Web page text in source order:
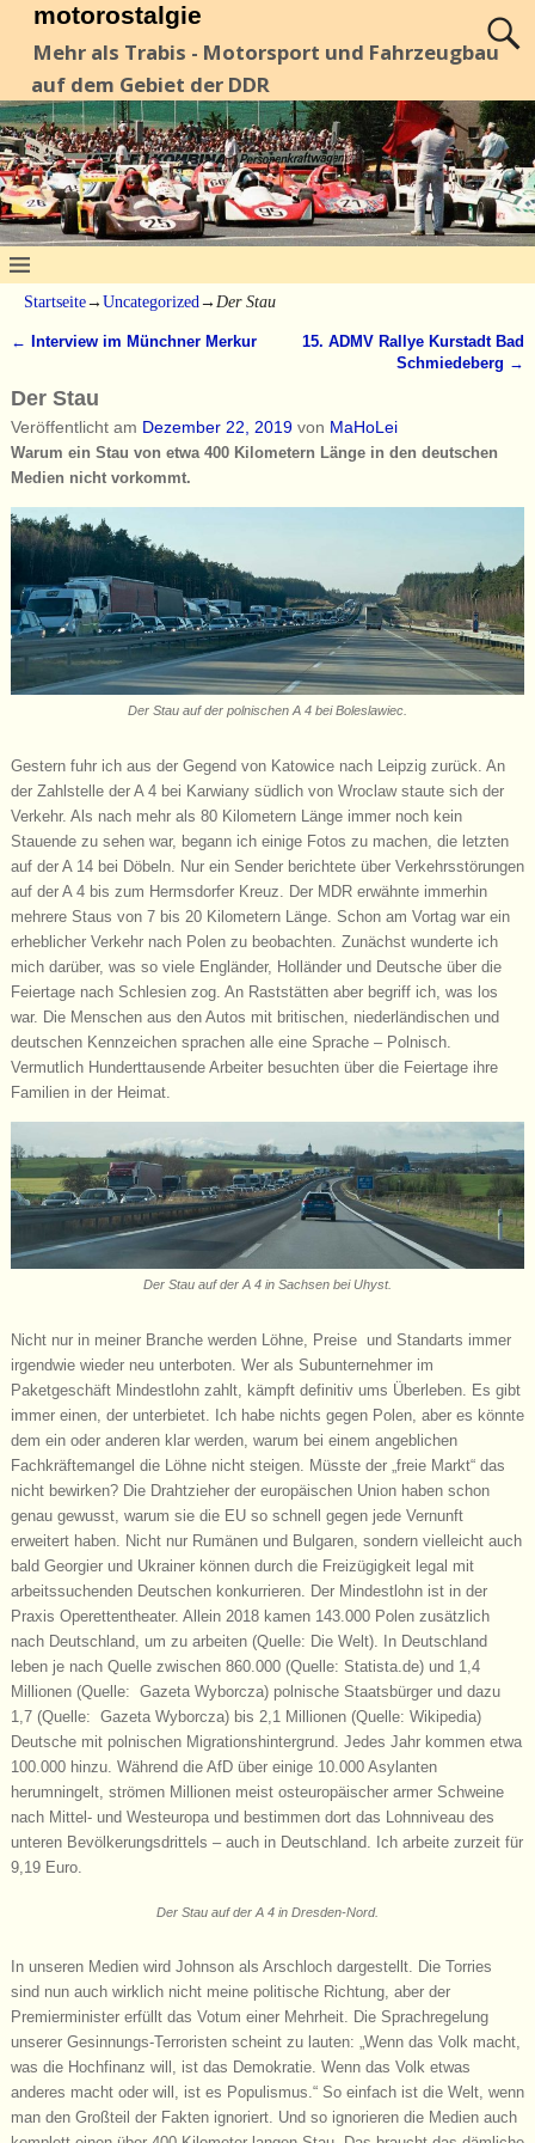
motorostalgie
Mehr als Trabis - Motorsport und Fahrzeugbau
auf dem Gebiet der DDR
Startseite→ Uncategorized → Der Stau
← Interview im Münchner Merkur
15. ADMV Rallye Kurstadt Bad
Schmiedeberg →
Der Stau
Veröffentlicht am Dezember 22, 2019 von MaHoLei
Warum ein Stau von etwa 400 Kilometern Länge in den deutschen
Medien nicht vorkommt.
Der Stau auf der polnischen A 4 bei Boleslawiec.
Gestern fuhr ich aus der Gegend von Katowice nach Leipzig zurück. An
der Zahlstelle der A 4 bei Karwiany südlich von Wroclaw staute sich der
Verkehr. Als nach mehr als 80 Kilometern Länge immer noch kein
Stauende zu sehen war, begann ich einige Fotos zu machen, die letzten
auf der A 14 bei Döbeln. Nur ein Sender berichtete über Verkehrsstörungen
auf der A 4 bis zum Hermsdorfer Kreuz. Der MDR erwähnte immerhin
mehrere Staus von 7 bis 20 Kilometern Länge. Schon am Vortag war ein
erheblicher Verkehr nach Polen zu beobachten. Zunächst wunderte ich
mich darüber, was so viele Engländer, Holländer und Deutsche über die
Feiertage nach Schlesien zog. An Raststätten aber begriff ich, was los
war. Die Menschen aus den Autos mit britischen, niederländischen und
deutschen Kennzeichen sprachen alle eine Sprache – Polnisch.
Vermutlich Hunderttausende Arbeiter besuchten über die Feiertage ihre
Familien in der Heimat.
Der Stau auf der A 4 in Sachsen bei Uhyst.
Nicht nur in meiner Branche werden Löhne, Preise und Standarts immer
irgendwie wieder neu unterboten. Wer als Subunternehmer im
Paketgeschäft Mindestlohn zahlt, kämpft definitiv ums Überleben. Es gibt
immer einen, der unterbietet. Ich habe nichts gegen Polen, aber es könnte
dem ein oder anderen klar werden, warum bei einem angeblichen
Fachkräftemangel die Löhne nicht steigen. Müsste der „freie Markt“ das
nicht bewirken? Die Drahtzieher der europäischen Union haben schon
genau gewusst, warum sie die EU so schnell gegen jede Vernunft
erweitert haben. Nicht nur Rumänen und Bulgaren, sondern vielleicht auch
bald Georgier und Ukrainer können durch die Freizügigkeit legal mit
arbeitssuchenden Deutschen konkurrieren. Der Mindestlohn ist in der
Praxis Operettentheater. Allein 2018 kamen 143.000 Polen zusätzlich
nach Deutschland, um zu arbeiten (Quelle: Die Welt). In Deutschland
leben je nach Quelle zwischen 860.000 (Quelle: Statista.de) und 1,4
Millionen (Quelle: Gazeta Wyborcza) polnische Staatsbürger und dazu
1,7 (Quelle: Gazeta Wyborcza) bis 2,1 Millionen (Quelle: Wikipedia)
Deutsche mit polnischen Migrationshintergrund. Jedes Jahr kommen etwa
100.000 hinzu. Während die AfD über einige 10.000 Asylanten
herumningelt, strömen Millionen meist osteuropäischer armer Schweine
nach Mittel- und Westeuropa und bestimmen dort das Lohnniveau des
unteren Bevölkerungsdrittels – auch in Deutschland. Ich arbeite zurzeit für
9,19 Euro.
Der Stau auf der A 4 in Dresden-Nord.
In unseren Medien wird Johnson als Arschloch dargestellt. Die Torries
sind nun auch wirklich nicht meine politische Richtung, aber der
Premierminister erfüllt das Votum einer Mehrheit. Die Sprachregelung
unserer Gesinnungs-Terroristen scheint zu lauten: „Wenn das Volk macht,
was die Hochfinanz will, ist das Demokratie. Wenn das Volk etwas
anderes macht oder will, ist es Populismus.“ So einfach ist die Welt, wenn
man den Großteil der Fakten ignoriert. Und so ignorieren die Medien auch